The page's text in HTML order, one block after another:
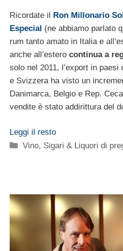
Ricordate il Ron Millonario
Especial (ne abbiamo parlato
rum tanto amato in Italia e
anche all’estero continua a
solo nel 2011, l’export in
e Svizzera ha visto un
Danimarca, Belgio e Rep.
vendite è stato addirittura del
Leggi il resto
Categorie
Vino, Sigari & Liquori di